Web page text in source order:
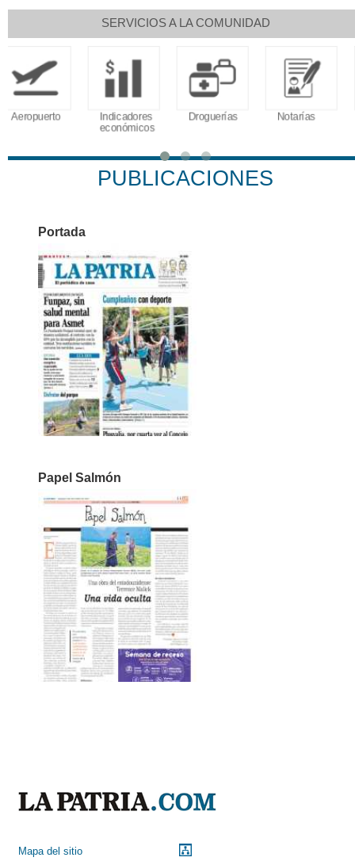
SERVICIOS A LA COMUNIDAD
Indicadores
Droguerías Notarías
Calendario
PUBLICACIONES
Portada
Papel Salmón
Mapa del sitio